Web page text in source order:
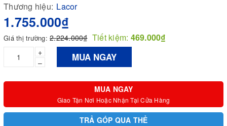
Thương hiệu: Lacor
1.755.000₫
Giá thị trường: 2.224.000₫ Tiết kiệm: 469.000₫
+
–
MUA NGAY
MUA NGAY
Giao Tận Nơi Hoặc Nhận Tại Cửa Hàng
TRẢ GÓP QUA THẺ